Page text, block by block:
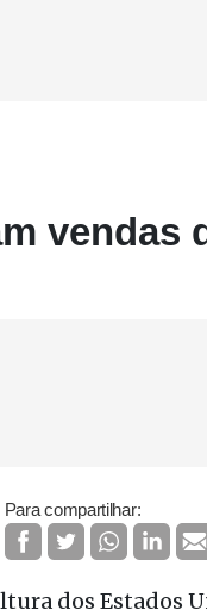
vendas
Para compartilhar:
dos Estados